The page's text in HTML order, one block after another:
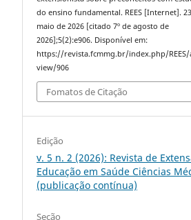
do ensino fundamental. REES [Internet].
maio de 2026 [citado 7º de agosto de
2026];5(2):e906. Disponível em:
https://revista.fcmmg.br/index.php/
view/906
Fomatos de Citação
Edição
v. 5 n. 2 (2026): Revista de
Educação em Saúde Ciências
(publicação contínua)
Seção